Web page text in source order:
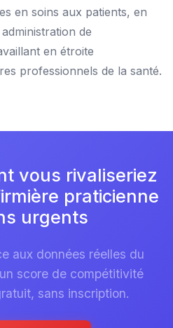
en soins aux patients, en
de
en étroite
professionnels de la santé.
vous rivaliseriez
praticienne
urgents
aux données réelles du
score de compétitivité
sans inscription.